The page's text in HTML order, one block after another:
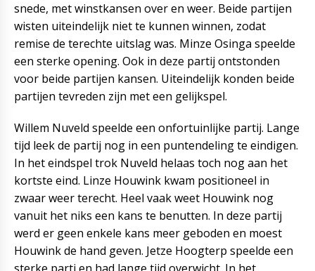
snede, met winstkansen over en weer. Beide partijen
wisten uiteindelijk niet te kunnen winnen, zodat
remise de terechte uitslag was. Minze Osinga speelde
een sterke opening. Ook in deze partij ontstonden
voor beide partijen kansen. Uiteindelijk konden beide
partijen tevreden zijn met een gelijkspel.
Willem Nuveld speelde een onfortuinlijke partij. Lange
tijd leek de partij nog in een puntendeling te eindigen.
In het eindspel trok Nuveld helaas toch nog aan het
kortste eind. Linze Houwink kwam positioneel in
zwaar weer terecht. Heel vaak weet Houwink nog
vanuit het niks een kans te benutten. In deze partij
werd er geen enkele kans meer geboden en moest
Houwink de hand geven. Jetze Hoogterp speelde een